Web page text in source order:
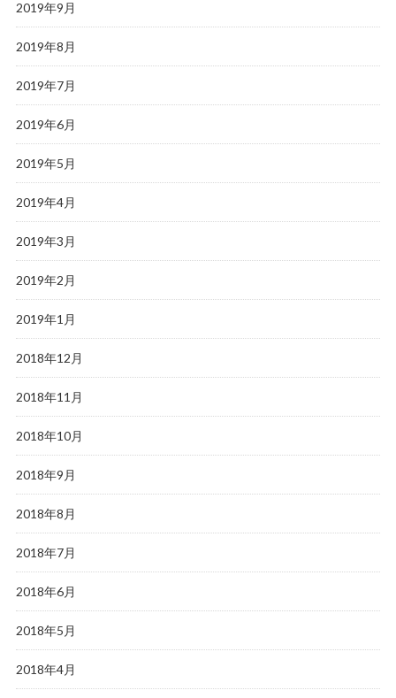
2019年9月
2019年8月
2019年7月
2019年6月
2019年5月
2019年4月
2019年3月
2019年2月
2019年1月
2018年12月
2018年11月
2018年10月
2018年9月
2018年8月
2018年7月
2018年6月
2018年5月
2018年4月